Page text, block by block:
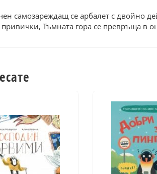
самозареждащ се арбалет с двойно
Тъмната гора се превръща в